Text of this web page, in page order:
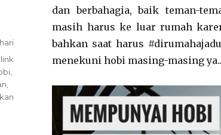
dan berbahagia, baik teman-
masih harus ke luar rumah
bahkan saat harus
menekuni hobi masing-masing ya..
,